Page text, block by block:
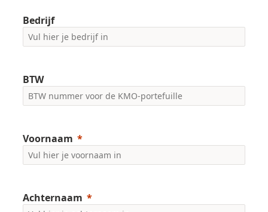
Bedrijf
BTW
Voornaam
Achternaam